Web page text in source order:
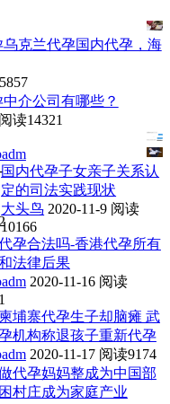
克兰代孕国内代孕，海
介公司有哪些？
阅读14321
国内代孕子女亲子关系认
定的司法实践现状
大头鸟 2020-11-9 阅读
10166
孕合法吗-香港代孕所有
法律后果
2020-11-16 阅读
埔寨代孕生子却脑瘫 武
机构称退孩子重新代孕
2020-11-17 阅读9174
代孕妈妈整成为中国部
村庄成为家庭产业